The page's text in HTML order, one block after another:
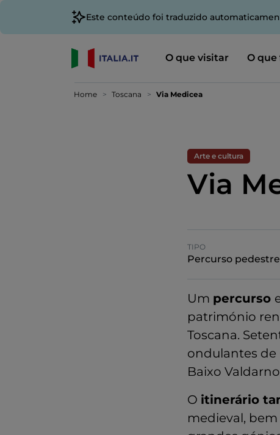
Este conteúdo foi traduzido
O que visitar O que
Home Toscana Via Medicea
Arte e cultura
Via
TIPO
Percurso pedestre
Um percurso
património
Toscana.
ondulantes de
Baixo
O itinerário
medieval,